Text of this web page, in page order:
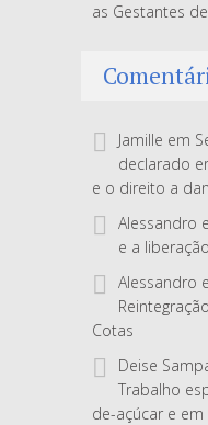
as Gestantes
Jamille em
declarado
e o direito a
Alessandro
e a
Alessandro
Cotas
Deise
Trabalho
de-açúcar e em